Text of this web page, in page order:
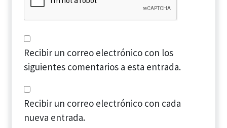
Recibir un correo electrónico con los
siguientes comentarios a esta entrada.
Recibir un correo electrónico con cada
nueva entrada.